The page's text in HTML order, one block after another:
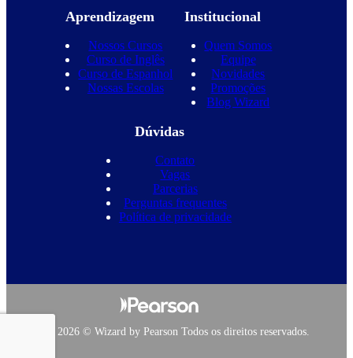
Aprendizagem
Nossos Cursos
Curso de Inglês
Curso de Espanhol
Nossas Escolas
Institucional
Quem Somos
Equipe
Novidades
Promoções
Blog Wizard
Dúvidas
Contato
Vagas
Parcerias
Perguntas frequentes
Política de privacidade
Copyright 2026 © Wizard by Pearson Todos os direitos reservados.